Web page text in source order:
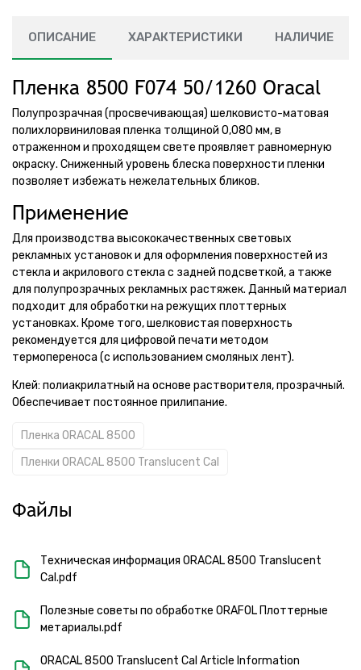
ОПИСАНИЕ ХАРАКТЕРИСТИКИ НАЛИЧИЕ
Пленка 8500 F074 50/1260 Oracal
Полупрозрачная (просвечивающая) шелковисто-матовая
полихлорвиниловая пленка толщиной 0,080 мм, в
отраженном и проходящем свете проявляет равномерную
окраску. Сниженный уровень блеска поверхности пленки
позволяет избежать нежелательных бликов.
Применение
Для производства высококачественных световых
рекламных установок и для оформления поверхностей из
стекла и акрилового стекла с задней подсветкой, а также
для полупрозрачных рекламных растяжек. Данный материал
подходит для обработки на режущих плоттерных
установках. Кроме того, шелковистая поверхность
рекомендуется для цифровой печати методом
термопереноса (с использованием смоляных лент).
Клей: полиакрилатный на основе растворителя, прозрачный.
Обеспечивает постоянное прилипание.
Пленка ORACAL 8500
Пленки ORACAL 8500 Translucent Cal
Файлы
Техническая информация ORACAL 8500 Translucent
Cal.pdf
Полезные советы по обработке ORAFOL Плоттерные
метариалы.pdf
ORACAL 8500 Translucent Cal Article Information